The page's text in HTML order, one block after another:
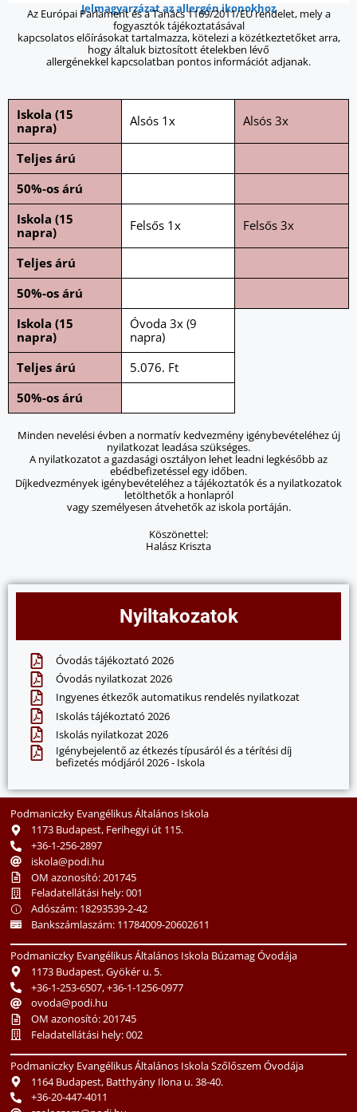
Jelmagyarzázat az allergén ikonokhoz
Az Európai Parlament és a Tanács 1169/2011/EU rendelet, mely a
fogyasztók tájékoztatásával
kapcsolatos előírásokat tartalmazza, kötelezi a közétkeztetőket arra,
hogy általuk biztosított ételekben lévő
allergénekkel kapcsolatban pontos információt adjanak.
Iskola (15
napra)
Alsós 1x Alsós 3x
Teljes árú
50%-os árú
Iskola (15
napra)
Felsős 1x Felsős 3x
Teljes árú
50%-os árú
Iskola (15
napra)
Óvoda 3x (9
napra)
Teljes árú
5.076. Ft
50%-os árú
Minden nevelési évben a normatív kedvezmény igénybevételéhez új
nyilatkozat leadása szükséges.
A nyilatkozatot a gazdasági osztályon lehet leadni legkésőbb az
ebédbefizetéssel egy időben.
Díjkedvezmények igénybevételéhez a tájékoztatók és a nyilatkozatok
letölthetők a honlapról
vagy személyesen átvehetők az iskola portáján.
Köszönettel:
Halász Kriszta
Nyiltakozatok
Óvodás tájékoztató 2026
Óvodás nyilatkozat 2026
Ingyenes étkezők automatikus rendelés nyilatkozat
Iskolás tájékoztató 2026
Iskolás nyilatkozat 2026
Igénybejelentő az étkezés típusáról és a térítési díj
befizetés módjáról 2026 - Iskola
Podmaniczky Evangélikus Általános Iskola
1173 Budapest, Ferihegyi út 115.
+36-1-256-2897
iskola@podi.hu
OM azonosító: 201745
Feladatellátási hely: 001
Adószám: 18293539-2-42
Bankszámlaszám: 11784009-20602611
Podmaniczky Evangélikus Általános Iskola Búzamag Óvodája
1173 Budapest, Gyökér u. 5.
+36-1-253-6507, +36-1-1256-0977
ovoda@podi.hu
OM azonosító: 201745
Feladatellátási hely: 002
Podmaniczky Evangélikus Általános Iskola Szőlőszem Óvodája
1164 Budapest, Batthyány Ilona u. 38-40.
+36-20-447-4011